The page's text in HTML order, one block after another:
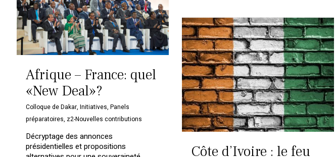
Afrique – France: quel
«New Deal»?
Colloque de Dakar, Initiatives, Panels
préparatoires, z2-Nouvelles contributions
Décryptage des annonces
présidentielles et propositions
Côte d’Ivoire : le feu